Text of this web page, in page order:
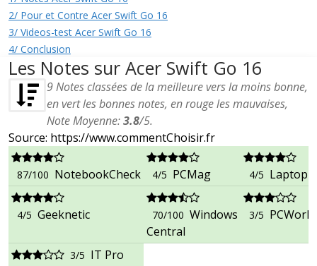
2/ Pour et Contre Acer Swift Go 16
3/ Videos-test Acer Swift Go 16
4/ Conclusion
Les Notes sur Acer Swift Go 16
9Notes classées de la meilleure vers la moins bonne,
en vert les bonnes notes, en rouge les mauvaises,
Note Moyenne:3.8/5.
Source: https://www.commentChoisir.fr
87/100 NotebookCheck 4/5 PCMag 4/5 Laptop
4/5 Geeknetic 70/100 Windows
Central
3/5
3/5 IT Pro